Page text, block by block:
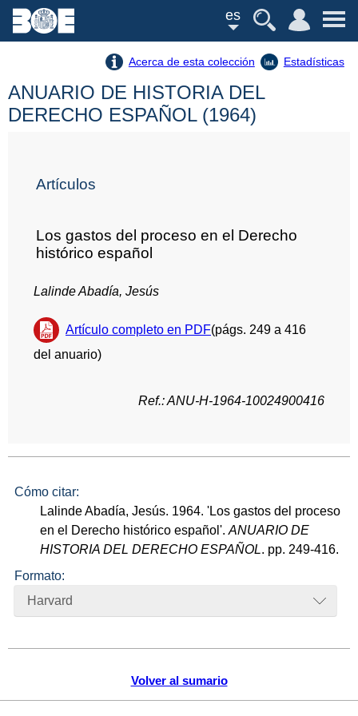
es
Acerca de esta colección Estadísticas
Volver al sumario
ANUARIO DE HISTORIA DEL
DERECHO ESPAÑOL (1964)
Artículos
Los gastos del proceso en el Derecho
histórico español
Lalinde Abadía, Jesús
Artículo completo en PDF(págs. 249 a 416
del anuario)
Ref.: ANU-H-1964-10024900416
Cómo citar:
Lalinde Abadía, Jesús. 1964. 'Los gastos del proceso
en el Derecho histórico español'.ANUARIO DE
HISTORIA DEL DERECHO ESPAÑOL. pp. 249-416.
Formato:
Harvard